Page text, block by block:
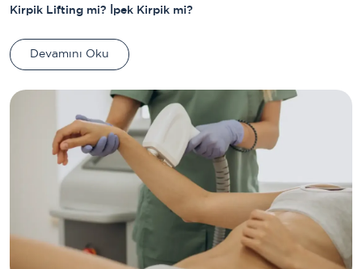
Kirpik Lifting mi? İpek Kirpik mi?
Devamını Oku